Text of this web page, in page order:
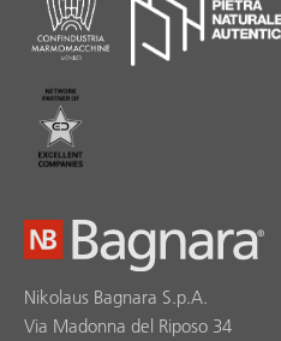
Nikolaus Bagnara S.p.A.
Via Madonna del Riposo 34